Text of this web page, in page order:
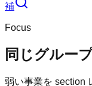
補
Focus
同じグルー
弱い事業を section